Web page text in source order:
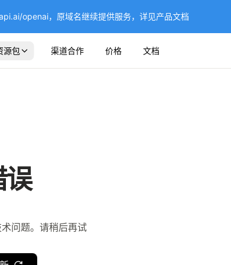
openai，原域名继续提供服务，详见产品文档
源包 渠道合作 价格 文档
误
问题。请稍后再试